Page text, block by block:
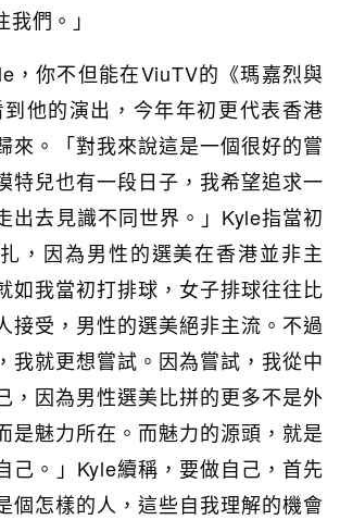
們。」
，你不但能在ViuTV的《瑪嘉烈與
到他的演出，今年年初更代表香港
來。「對我來說這是一個很好的嘗
特兒也有一段日子，我希望追求一
出去見識不同世界。」Kyle指當初
，因為男性的選美在香港並非主
如我當初打排球，女子排球往往比
接受，男性的選美絕非主流。不過
我就更想嘗試。因為嘗試，我從中
，因為男性選美比拼的更多不是外
是魅力所在。而魅力的源頭，就是
己。」Kyle續稱，要做自己，首先
個怎樣的人，這些自我理解的機會